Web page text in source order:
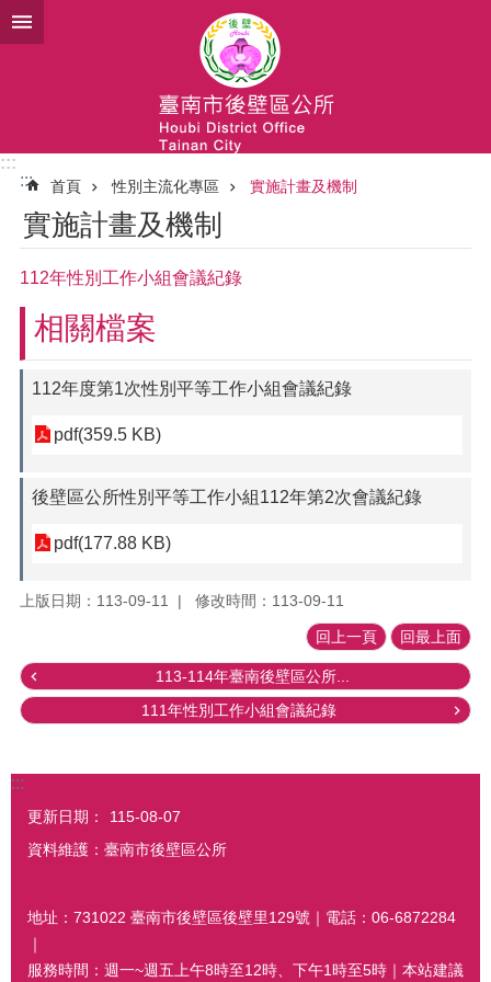
跳到主要內容區塊
:::
:::
首頁 性別主流化專區 實施計畫及機制
實施計畫及機制
112年性別工作小組會議紀錄
相關檔案
112年度第1次性別平等工作小組會議紀錄
pdf(359.5 KB)
後壁區公所性別平等工作小組112年第2次會議紀錄
pdf(177.88 KB)
上版日期：113-09-11 修改時間：113-09-11
回上一頁 回最上面
113-114年臺南後壁區公所...
111年性別工作小組會議紀錄
:::
更新日期：
115-08-07
資料維護：臺南市後壁區公所
地址：731022 臺南市後壁區後壁里129號｜電話：06-6872284
｜
服務時間：週一~週五上午8時至12時、下午1時至5時｜本站建議